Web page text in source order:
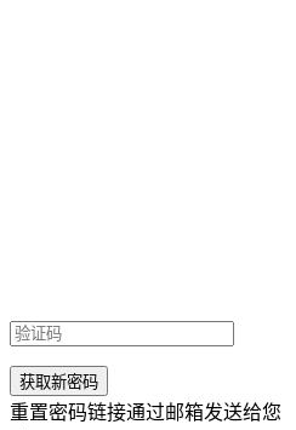
重置密码链接通过邮箱发送给您